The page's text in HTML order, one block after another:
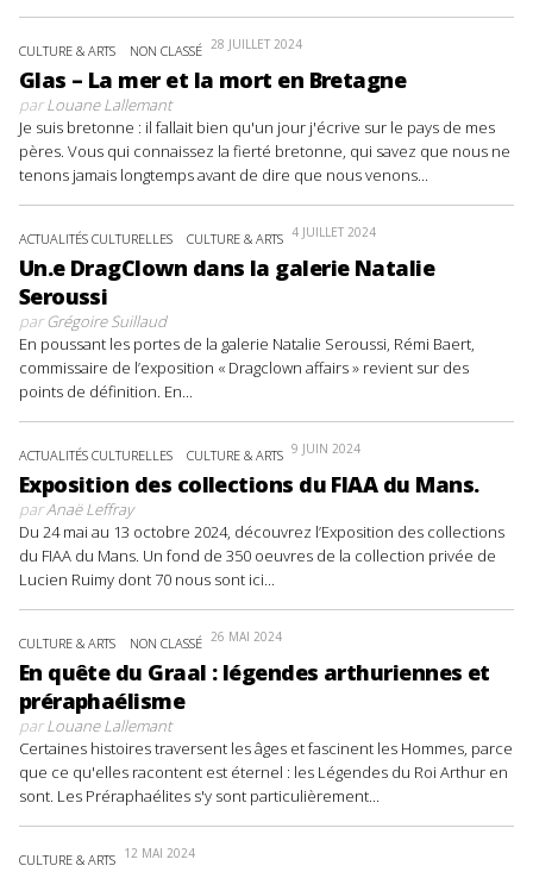
CULTURE & ARTS NON CLASSÉ 28 JUILLET 2024
Glas – La mer et la mort en Bretagne
parLouane Lallemant
Je suis bretonne : il fallait bien qu'un jour j'écrive sur le pays de mes
pères. Vous qui connaissez la fierté bretonne, qui savez que nous ne
tenons jamais longtemps avant de dire que nous venons...
ACTUALITÉS CULTURELLES CULTURE & ARTS 4 JUILLET 2024
Un.e DragClown dans la galerie Natalie
Seroussi
parGrégoire Suillaud
En poussant les portes de la galerie Natalie Seroussi, Rémi Baert,
commissaire de l’exposition « Dragclown affairs » revient sur des
points de définition. En...
ACTUALITÉS CULTURELLES CULTURE & ARTS 9 JUIN 2024
Exposition des collections du FIAA du Mans.
parAnaë Leffray
Du 24 mai au 13 octobre 2024, découvrez l’Exposition des collections
du FIAA du Mans. Un fond de 350 oeuvres de la collection privée de
Lucien Ruimy dont 70 nous sont ici...
CULTURE & ARTS NON CLASSÉ 26 MAI 2024
En quête du Graal : légendes arthuriennes et
préraphaélisme
parLouane Lallemant
Certaines histoires traversent les âges et fascinent les Hommes, parce
que ce qu'elles racontent est éternel : les Légendes du Roi Arthur en
sont. Les Préraphaélites s'y sont particulièrement...
CULTURE & ARTS 12 MAI 2024